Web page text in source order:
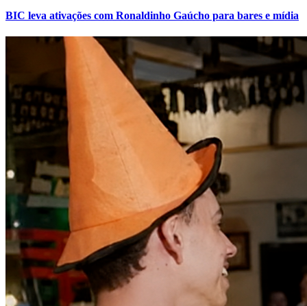
BIC leva ativações com Ronaldinho Gaúcho para bares e mídia